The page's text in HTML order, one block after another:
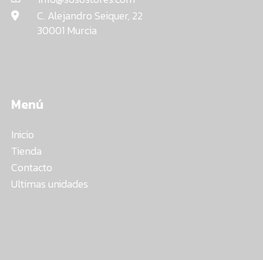
C. Alejandro Seiquer, 22
30001 Murcia
Menú
Inicio
Tienda
Contacto
Ultimas unidades